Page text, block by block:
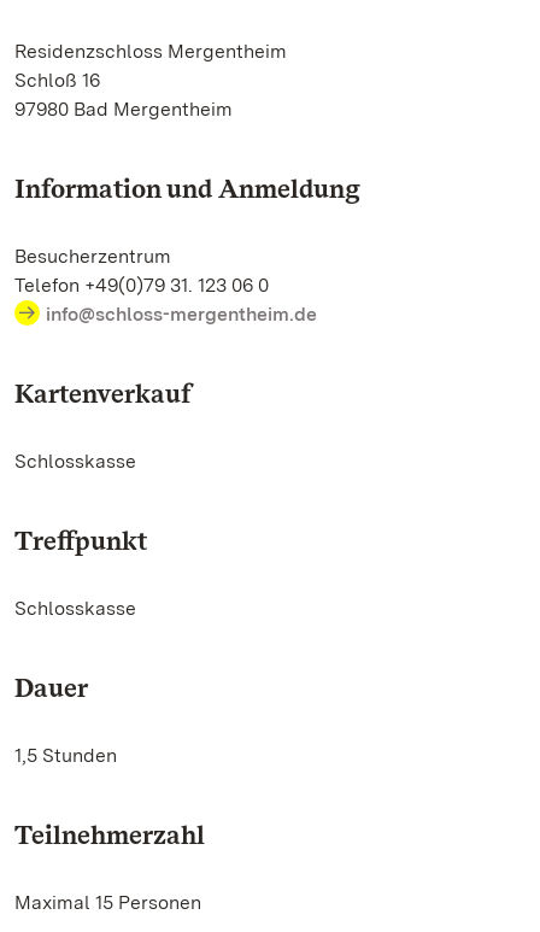
Residenzschloss Mergentheim
Schloß 16
97980 Bad Mergentheim
Information und Anmeldung
Besucherzentrum
Telefon +49(0)79 31. 123 06 0
info@schloss-mergentheim.de
Kartenverkauf
Schlosskasse
Treffpunkt
Schlosskasse
Dauer
1,5 Stunden
Teilnehmerzahl
Maximal 15 Personen